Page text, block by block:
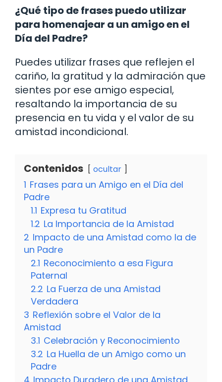
¿Qué tipo de frases puedo utilizar
para homenajear a un amigo en el
Día del Padre?
Puedes utilizar frases que reflejen el
cariño, la gratitud y la admiración que
sientes por ese amigo especial,
resaltando la importancia de su
presencia en tu vida y el valor de su
amistad incondicional.
Contenidos ocultar
1 Frases para un Amigo en el Día del
Padre
1.1 Expresa tu Gratitud
1.2 La Importancia de la Amistad
2 Impacto de una Amistad como la de
un Padre
2.1 Reconocimiento a esa Figura
Paternal
2.2 La Fuerza de una Amistad
Verdadera
3 Reflexión sobre el Valor de la
Amistad
3.1 Celebración y Reconocimiento
3.2 La Huella de un Amigo como un
Padre